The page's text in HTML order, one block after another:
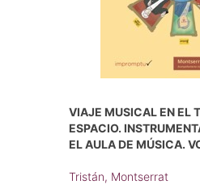
VIAJE MUSICAL EN EL
ESPACIO.
EL AULA DE MÚSICA.
Tristán, Montserrat